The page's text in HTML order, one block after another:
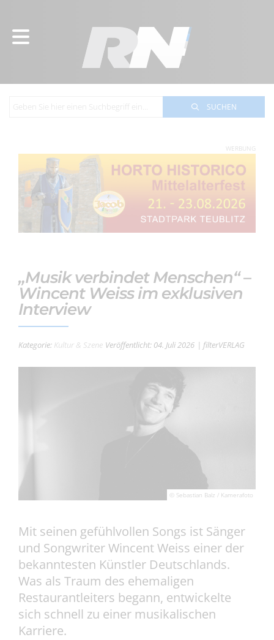
SUCHEN
WERBUNG
„Musik verbindet Menschen“ –
Wincent Weiss im exklusiven
Interview
Kategorie: Kultur & Szene Veröffentlicht: 04. Juli 2026 | filterVERLAG
© Sebastian Balz / Kamerafoto
Mit seinen gefühlvollen Songs ist Sänger
und Songwriter Wincent Weiss einer der
bekanntesten Künstler Deutschlands.
Was als Traum des ehemaligen
Restaurantleiters begann, entwickelte
sich schnell zu einer musikalischen
Karriere.